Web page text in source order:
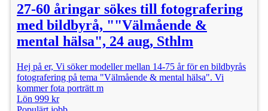
27-60 åringar sökes till fotografering
med bildbyrå, ""Välmående &
mental hälsa", 24 aug, Sthlm
Hej på er, Vi söker modeller mellan 14-75 år för en bildbyrås
fotografering på tema "Välmående & mental hälsa". Vi
kommer fota porträtt m
Lön 999 kr